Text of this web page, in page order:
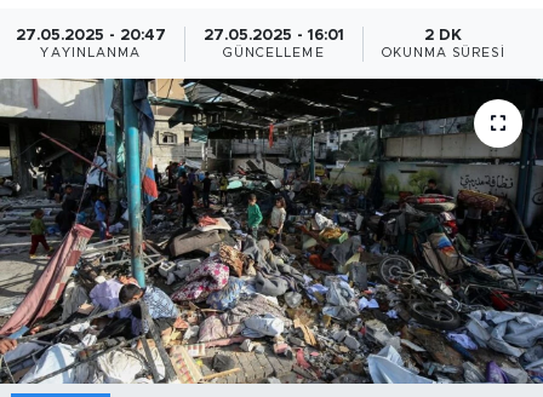
27.05.2025 - 20:47
YAYINLANMA
27.05.2025 - 16:01
GÜNCELLEME
2 DK
OKUNMA SÜRESI
Bilim ve Teknoloji
Çin Fuarları
Gündem
Video
Sağlık